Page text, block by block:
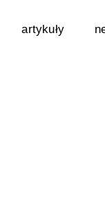
artykuły